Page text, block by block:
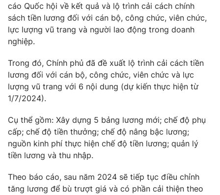
Cơ quan chủ quản:Đài Truyền hình Việt Nam
Cơ quan báo chí:Thời báo VTV
Giấy phép hoạt động báo in và báo điện tử số 483/GP-BTTTT
cấp ngày 29/12/2023
Tổng Biên tập: Vũ Thanh Thủy
Phó Tổng Biên tập:Nguyễn Thị Mỹ Hạnh, Phạm Quốc Thắng,
Nguyễn Trọng Ninh
Ðiện thoại Thời báo VTV:024.66 897 897
Email:toasoan@vtv.vn
Liên hệ quảng cáo:
024-7300.7108
cáo Quốc hội về kết quả và lộ trình cải cách chính
sách tiền lương đối với cán bộ, công chức, viên chức,
lực lượng vũ trang và người lao động trong doanh
nghiệp.
Trong đó, Chính phủ đã đề xuất lộ trình cải cách tiền
lương đối với cán bộ, công chức, viên chức và lực
lượng vũ trang với 6 nội dung (dự kiến thực hiện từ
1/7/2024).
Cụ thể gồm: Xây dựng 5 bảng lương mới; chế độ phụ
cấp; chế độ tiền thưởng; chế độ nâng bậc lương;
nguồn kinh phí thực hiện chế độ tiền lương; quản lý
tiền lương và thu nhập.
Theo báo cáo, sau năm 2024 sẽ tiếp tục điều chỉnh
tăng lương để bù trượt giá và có phần cải thiện theo